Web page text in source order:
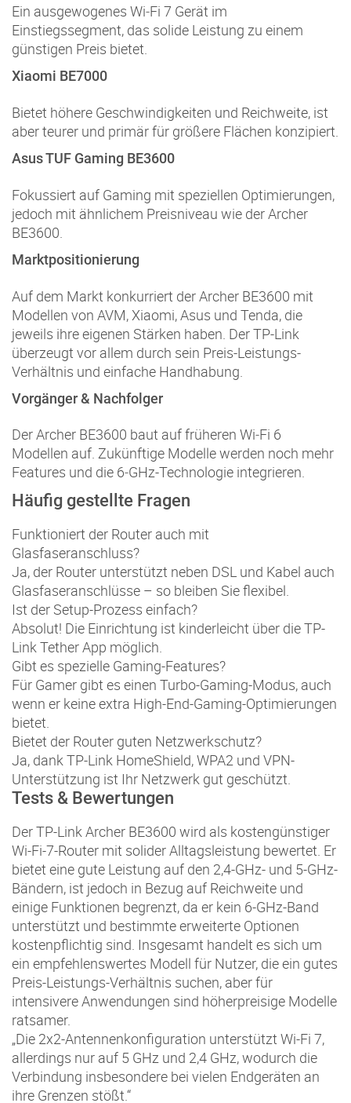
Ein ausgewogenes Wi‑Fi 7 Gerät im
Einstiegssegment, das solide Leistung zu einem
günstigen Preis bietet.
Xiaomi BE7000
Bietet höhere Geschwindigkeiten und Reichweite, ist
aber teurer und primär für größere Flächen konzipiert.
Asus TUF Gaming BE3600
Fokussiert auf Gaming mit speziellen Optimierungen,
jedoch mit ähnlichem Preisniveau wie der Archer
BE3600.
Marktpositionierung
Auf dem Markt konkurriert der Archer BE3600 mit
Modellen von AVM, Xiaomi, Asus und Tenda, die
jeweils ihre eigenen Stärken haben. Der TP-Link
überzeugt vor allem durch sein Preis-Leistungs-
Verhältnis und einfache Handhabung.
Vorgänger & Nachfolger
Der Archer BE3600 baut auf früheren Wi‑Fi 6
Modellen auf. Zukünftige Modelle werden noch mehr
Features und die 6‑GHz-Technologie integrieren.
Häufig gestellte Fragen
Funktioniert der Router auch mit
Glasfaseranschluss?
Ja, der Router unterstützt neben DSL und Kabel auch
Glasfaseranschlüsse – so bleiben Sie flexibel.
Ist der Setup-Prozess einfach?
Absolut! Die Einrichtung ist kinderleicht über die TP-
Link Tether App möglich.
Gibt es spezielle Gaming-Features?
Für Gamer gibt es einen Turbo-Gaming-Modus, auch
wenn er keine extra High-End-Gaming-Optimierungen
bietet.
Bietet der Router guten Netzwerkschutz?
Ja, dank TP-Link HomeShield, WPA2 und VPN-
Unterstützung ist Ihr Netzwerk gut geschützt.
Tests & Bewertungen
Der TP-Link Archer BE3600 wird als kostengünstiger
Wi-Fi-7-Router mit solider Alltagsleistung bewertet. Er
bietet eine gute Leistung auf den 2,4-GHz- und 5-GHz-
Bändern, ist jedoch in Bezug auf Reichweite und
einige Funktionen begrenzt, da er kein 6-GHz-Band
unterstützt und bestimmte erweiterte Optionen
kostenpflichtig sind. Insgesamt handelt es sich um
ein empfehlenswertes Modell für Nutzer, die ein gutes
Preis-Leistungs-Verhältnis suchen, aber für
intensivere Anwendungen sind höherpreisige Modelle
ratsamer.
„Die 2x2-Antennenkonfiguration unterstützt Wi-Fi 7,
allerdings nur auf 5 GHz und 2,4 GHz, wodurch die
Verbindung insbesondere bei vielen Endgeräten an
ihre Grenzen stößt.“